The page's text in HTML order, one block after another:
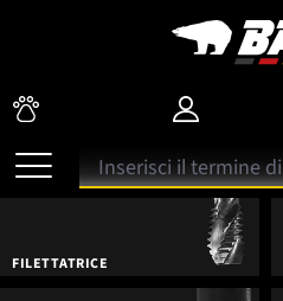
FILETTATRICE